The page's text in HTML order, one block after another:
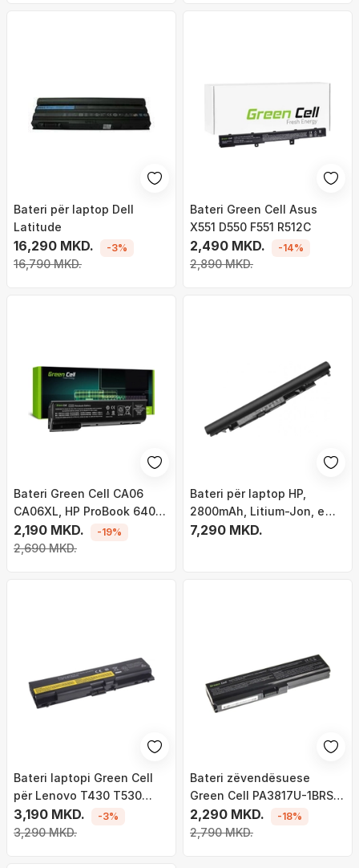
Bateri për laptop Dell
Latitude
16,290 MKD.
16,790 MKD.
-3%
Bateri Green Cell Asus
X551 D550 F551 R512C
2,490 MKD.
2,890 MKD.
-14%
Bateri Green Cell CA06
CA06XL, HP ProBook 640
645 650 655 G1 (HP100)
2,190 MKD.
2,690 MKD.
-19%
Bateri për laptop HP,
2800mAh, Litium-Jon, e
zezë
7,290 MKD.
Bateri laptopi Green Cell
për Lenovo T430 T530
W530
3,190 MKD.
3,290 MKD.
-3%
Bateri zëvendësuese
Green Cell PA3817U-1BRS
për laptopë Toshiba
Satellite C650 C655 C660
2,290 MKD.
2,790 MKD.
-18%